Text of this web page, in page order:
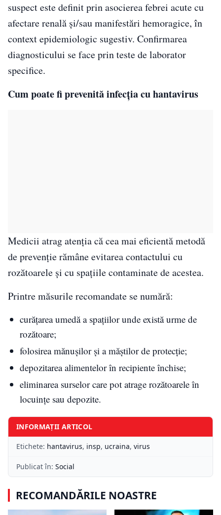
suspect este definit prin asocierea febrei acute cu
afectare renală și/sau manifestări hemoragice, în
context epidemiologic sugestiv. Confirmarea
diagnosticului se face prin teste de laborator
specifice.
Cum poate fi prevenită infecția cu hantavirus
Medicii atrag atenția că cea mai eficientă metodă
de prevenție rămâne evitarea contactului cu
rozătoarele și cu spațiile contaminate de acestea.
Printre măsurile recomandate se numără:
curățarea umedă a spațiilor unde există urme de
rozătoare;
folosirea mănușilor și a măștilor de protecție;
depozitarea alimentelor în recipiente închise;
eliminarea surselor care pot atrage rozătoarele în
locuințe sau depozite.
INFORMAȚII ARTICOL
Etichete: hantavirus, insp, ucraina, virus
Publicat în: Social
RECOMANDĂRILE NOASTRE